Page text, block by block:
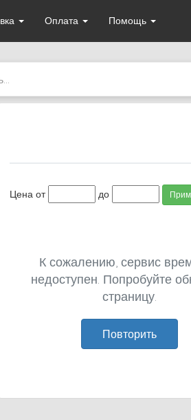
Оплата Помощь
Цена от до
К сожалению, сервис
недоступен. Попробуйте
страницу.
Повторить